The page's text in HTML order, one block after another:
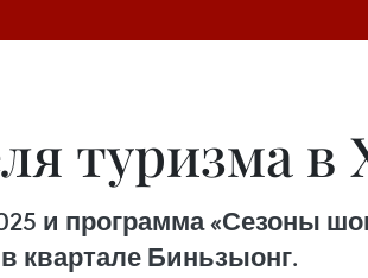
туризма
и программа «Сезоны
квартале Биньзыонг.